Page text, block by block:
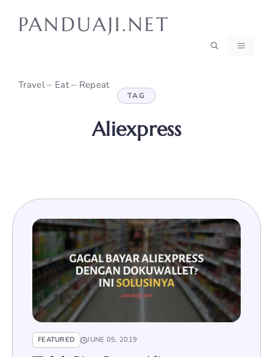
PANDUAJI.NET
Travel – Eat – Repeat
MENU
TAG
Aliexpress
FEATURED JUNE 05, 2019